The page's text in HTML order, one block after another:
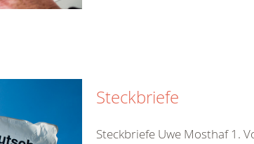
Steckbriefe
Steckbriefe Uwe Mosthaf 1.